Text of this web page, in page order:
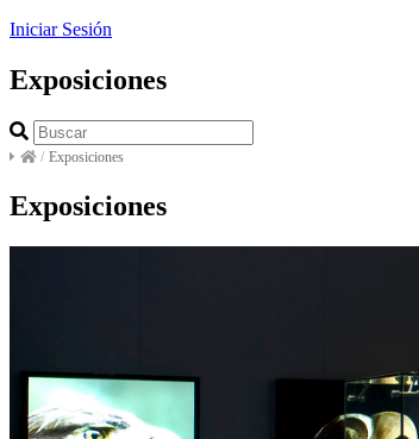
Iniciar Sesión
Exposiciones
/ Exposiciones
Exposiciones